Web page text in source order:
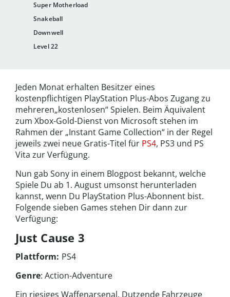
Super Motherload
Snakeball
Downwell
Level 22
Jeden Monat erhalten Besitzer eines
kostenpflichtigen PlayStation Plus-Abos Zugang zu
mehreren„kostenlosen“ Spielen. Beim Äquivalent
zum Xbox-Gold-Dienst von Microsoft stehen im
Rahmen der „Instant Game Collection“ in der Regel
jeweils zwei neue Gratis-Titel für PS4, PS3 und PS
Vita zur Verfügung.
Nun gab Sony in einem Blogpost bekannt, welche
Spiele Du ab 1. August umsonst herunterladen
kannst, wenn Du PlayStation Plus-Abonnent bist.
Folgende sieben Games stehen Dir dann zur
Verfügung:
Just Cause 3
Plattform: PS4
Genre: Action-Adventure
Ein riesiges Waffenarsenal, Dutzende Fahrzeuge